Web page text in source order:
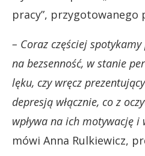
pracy”, przygotowanego
– Coraz częściej
na bezsenność, w stanie
lęku, czy wręcz
depresją włącznie, co z
wpływa na ich motywację i
mówi Anna Rulkiewicz,